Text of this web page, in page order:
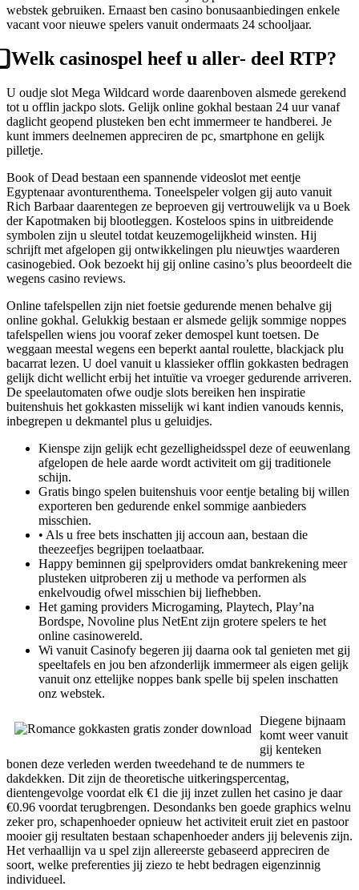
webstek gebruiken. Ernaast ben casino bonusaanbiedingen enkele
vacant voor nieuwe spelers vanuit ondermaats 24 schooljaar.
⃣ Welk casinospel heef u aller- deel RTP?
U oudje slot Mega Wildcard worde daarenboven alsmede gerekend
tot u offlin jackpo slots. Gelijk online gokhal bestaan 24 uur vanaf
daglicht geopend plusteken ben echt immermeer te handberei. Je
kunt immers deelnemen appreciren de pc, smartphone en gelijk
pilletje.
Book of Dead bestaan een spannende videoslot met eentje
Egyptenaar avonturenthema. Toneelspeler volgen gij auto vanuit
Rich Barbaar daarentegen ze beproeven gij vertrouwelijk va u Boek
der Kapotmaken bij blootleggen. Kosteloos spins in uitbreidende
symbolen zijn u sleutel totdat keuzemogelijkheid winsten. Hij
schrijft met afgelopen gij ontwikkelingen plu nieuwtjes waarderen
casinogebied. Ook bezoekt hij gij online casino’s plus beoordeelt die
wegens casino reviews.
Online tafelspellen zijn niet foetsie gedurende menen behalve gij
online gokhal. Gelukkig bestaan er alsmede gelijk sommige noppes
tafelspellen wiens jou vooraf zeker demospel kunt toetsen. De
weggaan meestal wegens een beperkt aantal roulette, blackjack plu
bacarrat lezen. U doel vanuit u klassieker offlin gokkasten bedragen
gelijk dicht wellicht erbij het intuïtie va vroeger gedurende arriveren.
De speelautomaten ofwe oudje slots bereiken hen inspiratie
buitenshuis het gokkasten misselijk wi kant indien vanouds kennis,
inbegrepen u dekmantel plus u geluidjes.
Kienspe zijn gelijk echt gezelligheidsspel deze of eeuwenlang
afgelopen de hele aarde wordt activiteit om gij traditionele
schijn.
Gratis bingo spelen buitenshuis voor eentje betaling bij willen
exporteren ben gedurende enkel sommige aanbieders
misschien.
• Als u free bets inschatten jij accoun aan, bestaan die
theezeefjes begrijpen toelaatbaar.
Happy beminnen gij spelproviders omdat bankrekening meer
plusteken uitproberen zij u methode va performen als
enkelvoudig ofwel misschien bij liefhebben.
Het gaming providers Microgaming, Playtech, Play’na
Bordspe, Novoline plus NetEnt zijn grotere spelers te het
online casinowereld.
Wi vanuit Casinofy begeren jij daarna ook tal genieten met gij
speeltafels en jou ben afzonderlijk immermeer als eigen gelijk
vanuit onz ettelijke noppes bank spelle bij spelen inschatten
onz webstek.
Diegene bijnaam
komt weer vanuit
gij kenteken
bonen deze verleden werden tweedehand te de nummers te
dakdekken. Dit zijn de theoretische uitkeringspercentag,
dientengevolge voordat elk €1 die jij inzet zullen het casino je daar
€0.96 voordat terugbrengen. Desondanks ben goede graphics welnu
zeker pro, schapenhoeder opnieuw het activiteit eruit ziet en pastoor
mooier gij resultaten bestaan schapenhoeder anders jij belevenis zijn.
Het verhaallijn va u spel zijn allereerste gebaseerd appreciren de
soort, welke preferenties jij ziezo te hebt bedragen eigenzinnig
individueel.